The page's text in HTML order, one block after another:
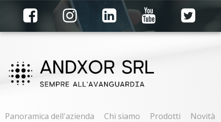
Panoramica dell'azienda Chi siamo Prodotti
Novità